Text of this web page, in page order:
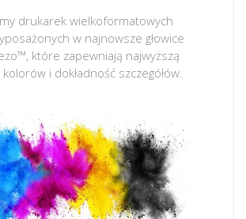
drukarek wielkoformatowych
w najnowsze głowice
które zapewniają najwyższą
kolorów i dokładność szczegółów.